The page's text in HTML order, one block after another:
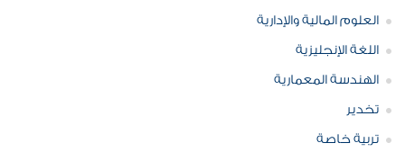
العلوم المالية والإدارية
اللغة الإنجليزية
الهندسة المعمارية
تخدير
تربية خاصة